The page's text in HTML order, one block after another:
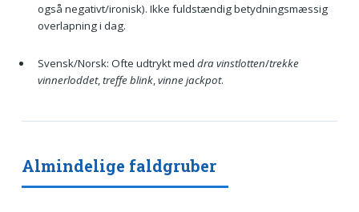
også negativt/ironisk). Ikke fuldstændig betydningsmæssig
overlapning i dag.
Svensk/Norsk: Ofte udtrykt med dra vinstlotten/trekke
vinnerloddet,treffe blink,vinne jackpot.
Almindelige faldgruber